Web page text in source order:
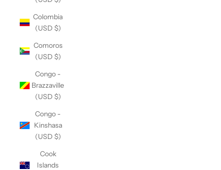
Colombia
(USD $)
Comoros
(USD $)
Congo -
Brazzaville
(USD $)
Congo -
Kinshasa
(USD $)
Cook
Islands